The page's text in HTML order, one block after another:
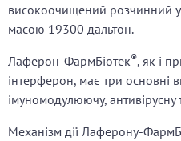
високоочищений розчинний у
масою 19300 дальтон.
Лаферон-ФармБіотек®, як і
інтерферон, має три основні
імуномодулюючу, антивірусну
Механізм дії Лаферону-